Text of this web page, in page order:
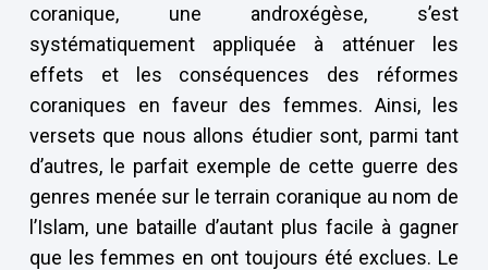
coranique, une androxégèse, s’est
systématiquement appliquée à atténuer les
effets et les conséquences des réformes
coraniques en faveur des femmes. Ainsi, les
versets que nous allons étudier sont, parmi tant
d’autres, le parfait exemple de cette guerre des
genres menée sur le terrain coranique au nom de
l’Islam, une bataille d’autant plus facile à gagner
que les femmes en ont toujours été exclues. Le